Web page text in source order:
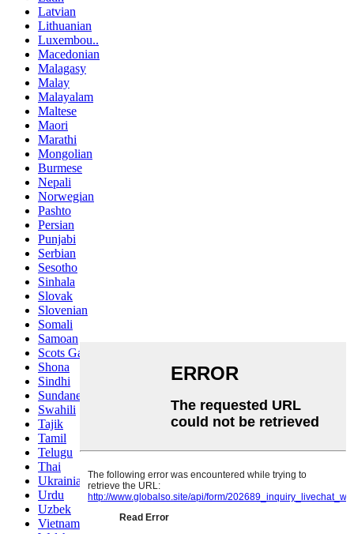
Latvian
Lithuanian
Luxembou..
Macedonian
Malagasy
Malay
Malayalam
Maltese
Maori
Marathi
Mongolian
Burmese
Nepali
Norwegian
Pashto
Persian
Punjabi
Serbian
Sesotho
Sinhala
Slovak
Slovenian
Somali
Samoan
Scots Gaelic
Shona
Sindhi
Sundanese
Swahili
Tajik
Tamil
Telugu
Thai
Ukrainian
Urdu
Uzbek
Vietnamese